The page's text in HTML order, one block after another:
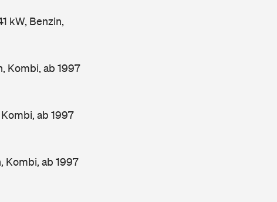
kW, Benzin,
Kombi, ab 1997
ab 1997
Kombi, ab 1997